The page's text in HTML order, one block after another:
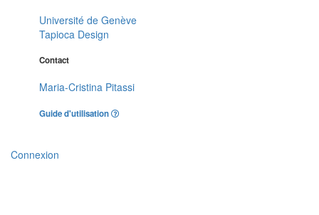
Université de Genève
Tapioca Design
Contact
Maria-Cristina Pitassi
Guide d'utilisation
Connexion